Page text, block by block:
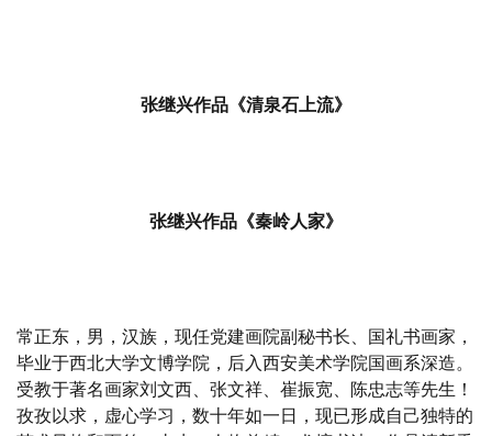
张继兴作品《清泉石上流》
张继兴作品《秦岭人家》
常正东，男，汉族，现任党建画院副秘书长、国礼书画家，
毕业于西北大学文博学院，后入西安美术学院国画系深造。
受教于著名画家刘文西、张文祥、崔振宽、陈忠志等先生！
孜孜以求，虚心学习，数十年如一日，现已形成自己独特的